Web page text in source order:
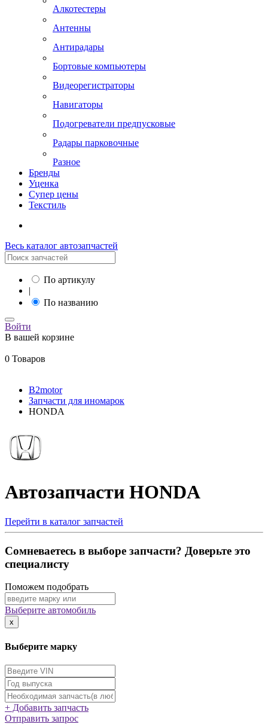
Алкотестеры
Антенны
Антирадары
Бортовые компьютеры
Видеорегистраторы
Навигаторы
Подогреватели предпусковые
Радары парковочные
Разное
Бренды
Уценка
Супер цены
Текстиль
Весь каталог автозапчастей
По артикулу
|
По названию
Войти
В вашей корзине
0 Товаров
B2motor
Запчасти для иномарок
HONDA
Автозапчасти HONDA
Перейти в каталог запчастей
Сомневаетесь в выборе запчасти? Доверьте это
специалисту
Поможем подобрать
Выберите автомобиль
x
Выберите марку
+ Добавить запчасть
Отправить запрос